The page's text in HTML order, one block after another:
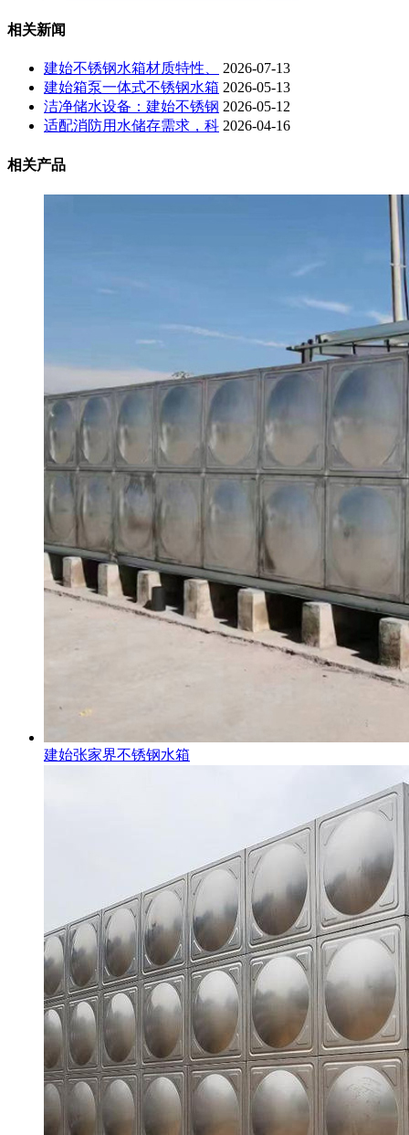
相关新闻
建始不锈钢水箱材质特性、
2026-07-13
建始箱泵一体式不锈钢水箱 2026-05-13
洁净储水设备：建始不锈钢 2026-05-12
适配消防用水储存需求，科 2026-04-16
相关产品
建始张家界不锈钢水箱